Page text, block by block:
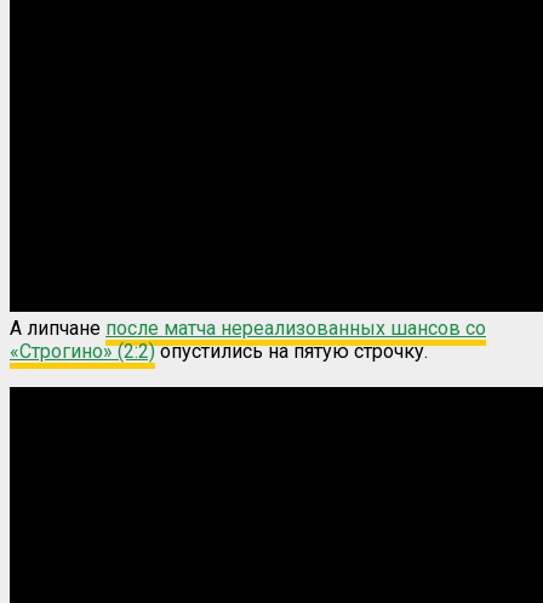
А липчане после матча нереализованных шансов со
«Строгино» (2:2)опустились на пятую строчку.